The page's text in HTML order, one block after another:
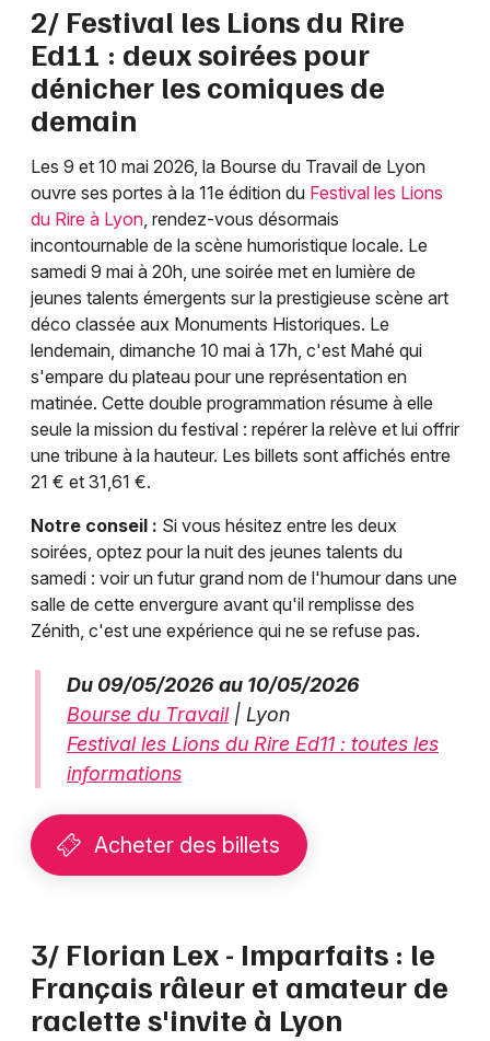
2/ Festival les Lions du Rire
Ed11 : deux soirées pour
dénicher les comiques de
demain
Les 9 et 10 mai 2026, la Bourse du Travail de Lyon
ouvre ses portes à la 11e édition du Festival les Lions
du Rire à Lyon, rendez-vous désormais
incontournable de la scène humoristique locale. Le
samedi 9 mai à 20h, une soirée met en lumière de
jeunes talents émergents sur la prestigieuse scène art
déco classée aux Monuments Historiques. Le
lendemain, dimanche 10 mai à 17h, c'est Mahé qui
s'empare du plateau pour une représentation en
matinée. Cette double programmation résume à elle
seule la mission du festival : repérer la relève et lui offrir
une tribune à la hauteur. Les billets sont affichés entre
21 € et 31,61 €.
Notre conseil : Si vous hésitez entre les deux
soirées, optez pour la nuit des jeunes talents du
samedi : voir un futur grand nom de l'humour dans une
salle de cette envergure avant qu'il remplisse des
Zénith, c'est une expérience qui ne se refuse pas.
Du 09/05/2026 au 10/05/2026
Bourse du Travail| Lyon
Festival les Lions du Rire Ed11 : toutes les
informations
Acheter des billets
3/ Florian Lex - Imparfaits : le
Français râleur et amateur de
raclette s'invite à Lyon